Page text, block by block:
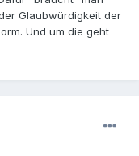
Glaubwürdigkeit der
Und um die geht